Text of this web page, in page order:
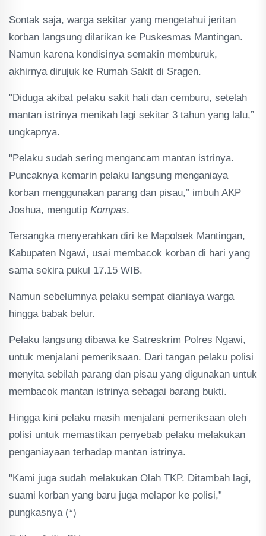
Sontak saja, warga sekitar yang mengetahui jeritan
korban langsung dilarikan ke Puskesmas Mantingan.
Namun karena kondisinya semakin memburuk,
akhirnya dirujuk ke Rumah Sakit di Sragen.
"Diduga akibat pelaku sakit hati dan cemburu, setelah
mantan istrinya menikah lagi sekitar 3 tahun yang lalu,”
ungkapnya.
"Pelaku sudah sering mengancam mantan istrinya.
Puncaknya kemarin pelaku langsung menganiaya
korban menggunakan parang dan pisau,” imbuh AKP
Joshua, mengutip Kompas.
Tersangka menyerahkan diri ke Mapolsek Mantingan,
Kabupaten Ngawi, usai membacok korban di hari yang
sama sekira pukul 17.15 WIB.
Namun sebelumnya pelaku sempat dianiaya warga
hingga babak belur.
Pelaku langsung dibawa ke Satreskrim Polres Ngawi,
untuk menjalani pemeriksaan. Dari tangan pelaku polisi
menyita sebilah parang dan pisau yang digunakan untuk
membacok mantan istrinya sebagai barang bukti.
Hingga kini pelaku masih menjalani pemeriksaan oleh
polisi untuk memastikan penyebab pelaku melakukan
penganiayaan terhadap mantan istrinya.
"Kami juga sudah melakukan Olah TKP. Ditambah lagi,
suami korban yang baru juga melapor ke polisi,”
pungkasnya (*)